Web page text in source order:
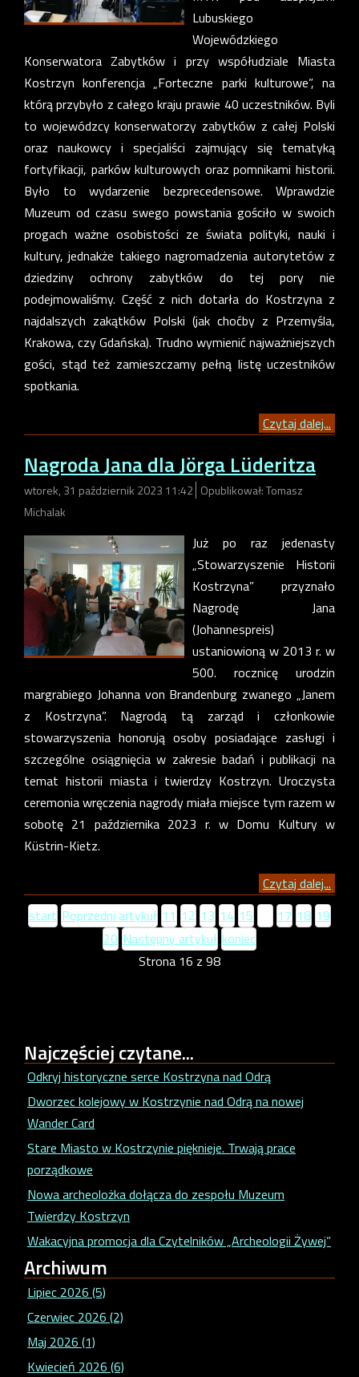
Lubuskiego
Wojewódzkiego
Konserwatora Zabytków i przy współudziale Miasta
Kostrzyn konferencja „Forteczne parki kulturowe”, na
którą przybyło z całego kraju prawie 40 uczestników. Byli
to wojewódzcy konserwatorzy zabytków z całej Polski
oraz naukowcy i specjaliści zajmujący się tematyką
fortyfikacji, parków kulturowych oraz pomnikami historii.
Było to wydarzenie bezprecedensowe. Wprawdzie
Muzeum od czasu swego powstania gościło w swoich
progach ważne osobistości ze świata polityki, nauki i
kultury, jednakże takiego nagromadzenia autorytetów z
dziedziny ochrony zabytków do tej pory nie
podejmowaliśmy. Część z nich dotarła do Kostrzyna z
najdalszych zakątków Polski (jak choćby z Przemyśla,
Krakowa, czy Gdańska). Trudno wymienić najważniejszych
gości, stąd też zamieszczamy pełną listę uczestników
spotkania.
Czytaj dalej...
Nagroda Jana dla Jörga Lüderitza
wtorek, 31 październik 2023 11:42 Opublikował: Tomasz
Michalak
Już po raz jedenasty
„Stowarzyszenie Historii
Kostrzyna” przyznało
Nagrodę Jana
(Johannespreis)
ustaniowioną w 2013 r. w
500. rocznicę urodzin
margrabiego Johanna von Brandenburg zwanego „Janem
z Kostrzyna”. Nagrodą tą zarząd i członkowie
stowarzyszenia honorują osoby posiadające zasługi i
szczególne osiągnięcia w zakresie badań i publikacji na
temat historii miasta i twierdzy Kostrzyn. Uroczysta
ceremonia wręczenia nagrody miała miejsce tym razem w
sobotę 21 października 2023 r. w Domu Kultury w
Küstrin-Kietz.
Czytaj dalej...
start Poprzedni artykuł 11 12 13 14 15 17 18 19
20 Następny artykuł koniec
Strona 16 z 98
Najczęściejczytane...
Odkryj historyczne serce Kostrzyna nad Odrą
Dworzec kolejowy w Kostrzynie nad Odrą na nowej
Wander Card
Stare Miasto w Kostrzynie pięknieje. Trwają prace
porządkowe
Nowa archeolożka dołącza do zespołu Muzeum
Twierdzy Kostrzyn
Wakacyjna promocja dla Czytelników „Archeologii Żywej”
Archiwum
Lipiec 2026 (5)
Czerwiec 2026 (2)
Maj 2026 (1)
Kwiecień 2026 (6)